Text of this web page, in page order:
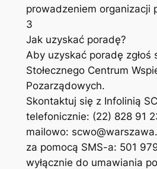
prowadzeniem organizacji
3
Jak uzyskać poradę?
Aby uzyskać poradę zgłoś
Stołecznego Centrum
Pozarządowych.
Skontaktuj się z Infolinią
telefonicznie: (22) 828 91
mailowo:
za pomocą SMS-a: 501
wyłącznie do umawiania